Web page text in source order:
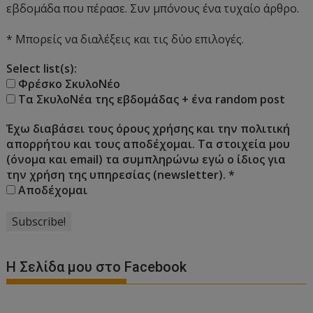
εβδομάδα που πέρασε. Συν μπόνους ένα τυχαίο άρθρο.
* Μπορείς να διαλέξεις και τις δύο επιλογές.
Select list(s):
Φρέσκο ΣκυλοΝέο
Τα ΣκυλοΝέα της εβδομάδας + ένα random post
Έχω διαβάσει τους όρους χρήσης και την πολιτική
απορρήτου και τους αποδέχομαι. Τα στοιχεία μου
(όνομα και email) τα συμπληρώνω εγώ ο ίδιος για
την χρήση της υπηρεσίας (newsletter).*
Αποδέχομαι
Η Σελίδα μου στο Facebook